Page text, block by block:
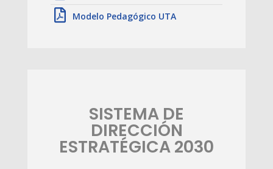
Modelo Pedagógico UTA
SISTEMA DE
DIRECCIÓN
ESTRATÉGICA 2030